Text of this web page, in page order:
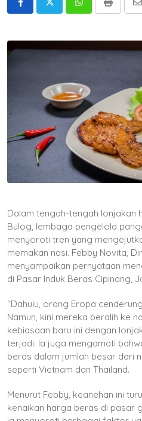
WhatsappPrint
Dalam tengah-tengah lonjakan
Bulog, lembaga pengelola
menyoroti tren yang
memakan nasi. Febby Novita,
menyampaikan pernyataan
di Pasar Induk Beras Cipinang,
“Dahulu, orang Eropa
Namun, kini mereka beralih ke
kebiasaan baru ini dengan
terjadi. Ia juga mengamati
beras dalam jumlah besar dari
seperti Vietnam dan Thailand.
Menurut Febby, keanehan ini
kenaikan harga beras di pasar